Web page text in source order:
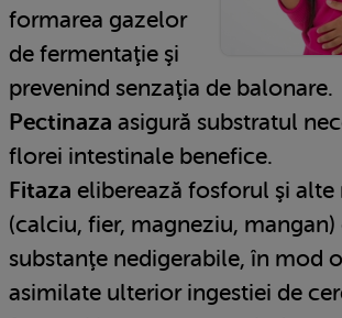
formarea gazelor
de fermentaţie şi
prevenind senzaţia de balonare.
Pectinaza asigură substratul
florei intestinale benefice.
Fitaza eliberează fosforul şi alte
(calciu, fier, magneziu,
substanţe nedigerabile, în mod
asimilate ulterior ingestiei de